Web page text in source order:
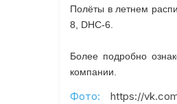
Полёты в летнем
8, DHC-6.
Более подробно
компании.
Фото: https://